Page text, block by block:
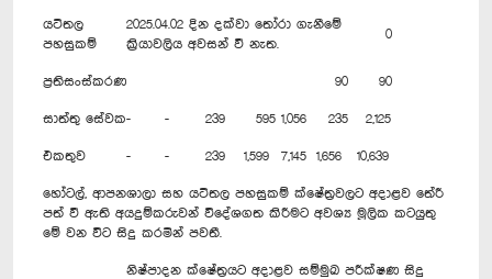
යටිතල
පහසුකම්
2025.04.02 දින දක්වා තෝරා ගැනීමේ
ක්‍රියාවලිය අවසන් වී නැත.
0
ප්‍රතිසංස්කරණ 90 90
සාත්තු සේවක- - 239 595 1,056 235 2,125
එකතුව - - 239 1,599 7,145 1,656 10,639
හෝටල්, ආපනශාලා සහ යටිතල පහසුකම් ක්ෂේත්‍රවලට අදාළව තේරී
පත් වී ඇති අයදුම්කරුවන් විදේශගත කිරීමට අවශ්‍ය මූලික කටයුතු
මේ වන විට සිදු කරමින් පවතී.
නිෂ්පාදන ක්ෂේත්‍රයට අදාළව සම්මුඛ පරීක්ෂණ සිදු